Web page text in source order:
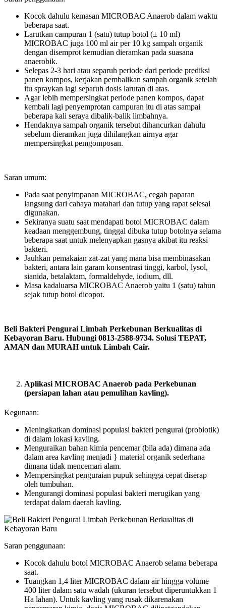
Kocok dahulu kemasan MICROBAC Anaerob dalam waktu
beberapa saat.
Larutkan campuran 1 (satu) tutup botol (± 10 ml)
MICROBAC juga 100 ml air per 10 kg sampah organik
dengan disemprot kemudian dieramkan pada suasana
anaerobik.
Selepas 2-3 hari atau separuh periode dari periode prediksi
panen kompos, kerjakan pembalikan sampah organik setelah
itu spraykan lagi separuh dosis larutan di atas.
Agar lebih mempersingkat periode panen kompos, dapat
kembali lagi penyemprotan campuran itu di atas sampai
beberapa kali seraya dibalik-balik limbahnya.
Hendaknya sampah organik tersebut dihancurkan dahulu
sebelum dieramkan juga dihilangkan airnya agar
mempersingkat pemgomposan.
Saran umum:
Pada saat penyimpanan MICROBAC, cegah paparan
langsung dari cahaya matahari dan tutup yang rapat selesai
digunakan.
Sekiranya suatu saat mendapati botol MICROBAC dalam
keadaan menggembung, tinggal dibuka tutup botolnya selama
beberapa saat untuk melenyapkan gasnya akibat itu reaksi
bakteri.
Jauhkan pemakaian zat-zat yang mana bisa membinasakan
bakteri, antara lain garam konsentrasi tinggi, karbol, lysol,
sianida, betalaktam, formaldehyde, iodium, dll.
Masa kadaluarsa MICROBAC Anaerob yaitu 1 (satu) tahun
sejak tutup botol dicopot.
Beli Bakteri Pengurai Limbah Perkebunan Berkualitas di
Kebayoran Baru. Hubungi 0813-2588-9734. Solusi TEPAT,
AMAN dan MURAH untuk Limbah Cair.
Aplikasi MICROBAC Anaerob pada Perkebunan
(persiapan lahan atau pemulihan kavling).
Kegunaan:
Meningkatkan dominasi populasi bakteri pengurai (probiotik)
di dalam lokasi kavling.
Menguraikan bahan kimia pencemar (bila ada) dimana ada
dalam area kavling menjadi } material organik sederhana
dimana tidak mencemari alam.
Mempersingkat penguraian pupuk sehingga cepat diserap
oleh tumbuhan.
Mengurangi dominasi populasi bakteri merugikan yang
terdapat dalam daerah kavling.
Saran penggunaan:
Kocok dahulu botol MICROBAC Anaerob selama beberapa
saat.
Tuangkan 1,4 liter MICROBAC dalam air hingga volume
400 liter dalam satu wadah (ukuran tersebut diperuntukkan 1
Ha lahan). Untuk kavling yang rusak dikarenakan